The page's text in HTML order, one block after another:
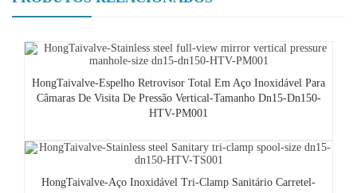
HongTaivalve-Espelho Retrovisor Total Em Aço Inoxidável Para
Câmaras De Visita De Pressão Vertical-Tamanho Dn15-Dn150-
HTV-PM001
HongTaivalve-Aço Inoxidável Tri-Clamp Sanitário Carretel-